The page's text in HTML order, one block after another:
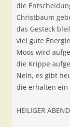
die
Christbaum
das Gesteck
viel gute
Moos wird
die Krippe
Nein, es gibt
die erhalten ein
HEILIGER ABEND